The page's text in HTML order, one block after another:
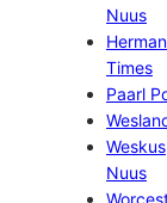
Nuus
Times
Paarl
Weskus
Nuus